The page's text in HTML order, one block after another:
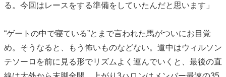
る。今回はレースをする準備をしていたんだと思います」
“ゲートの中で寝ている”とまで言われた馬がついにお目覚
め。そうなると、もう怖いものなどない。道中はウィルソン
テソーロを前に見る形でリズムよく運んでいくと、最後の直